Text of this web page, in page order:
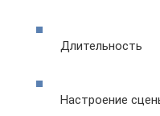
Длительность
Настроение